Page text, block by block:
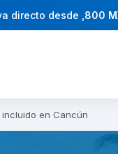
directo desde ,800
en Cancún